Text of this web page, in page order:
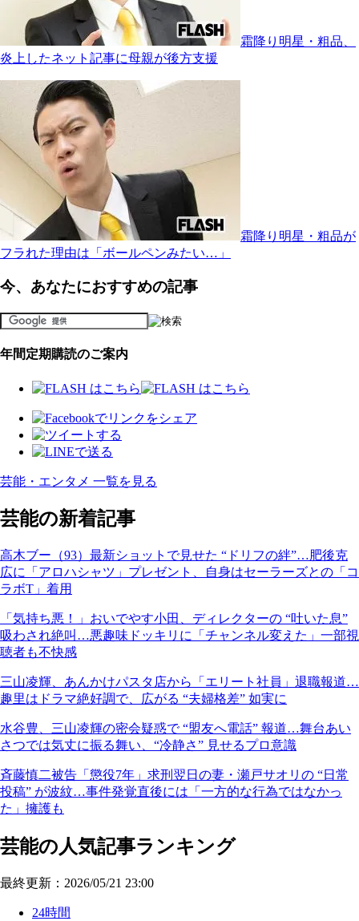
霜降り明星・粗品、
炎上したネット記事に母親が後方支援
霜降り明星・粗品が
フラれた理由は「ボールペンみたい…」
今、あなたにおすすめの記事
年間定期購読のご案内
芸能・エンタメ 一覧を見る
芸能の新着記事
高木ブー（93）最新ショットで見せた “ドリフの絆”…肥後克
広に「アロハシャツ」プレゼント、自身はセーラーズとの「コ
ラボT」着用
「気持ち悪！」おいでやす小田、ディレクターの “吐いた息”
吸わされ絶叫…悪趣味ドッキリに「チャンネル変えた」一部視
聴者も不快感
三山凌輝、あんかけパスタ店から「エリート社員」退職報道…
趣里はドラマ絶好調で、広がる “夫婦格差” 如実に
水谷豊、三山凌輝の密会疑惑で “盟友へ電話” 報道…舞台あい
さつでは気丈に振る舞い、“冷静さ” 見せるプロ意識
斉藤慎二被告「懲役7年」求刑翌日の妻・瀬戸サオリの “日常
投稿” が波紋…事件発覚直後には「一方的な行為ではなかっ
た」擁護も
芸能の人気記事ランキング
最終更新：2026/05/21 23:00
24時間